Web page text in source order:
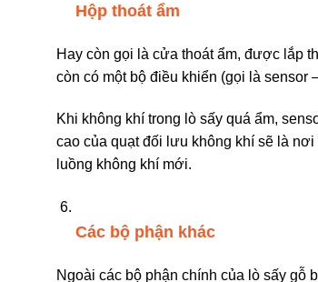
Hộp thoát ẩm
Hay còn gọi là cửa thoát ẩm, được lắp
còn có một bộ điều khiển (gọi là sensor
Khi không khí trong lò sấy quá ẩm,
cao của quạt đối lưu không khí sẽ là
luồng không khí mới.
Các bộ phận khác
Ngoài các bộ phận chính của lò sấy gỗ